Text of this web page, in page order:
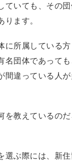
ていても、その
ます。
に所属している
名団体であって
間違っている人
を教えているの
選ぶ際には、新